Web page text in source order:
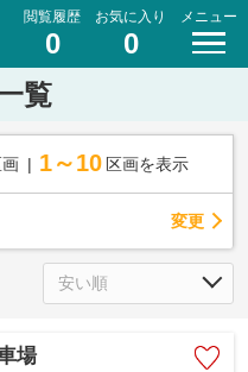
閲覧履歴
0
お気に入り
0
メニュー
覧
画 1～10 区画を表示
変更
場